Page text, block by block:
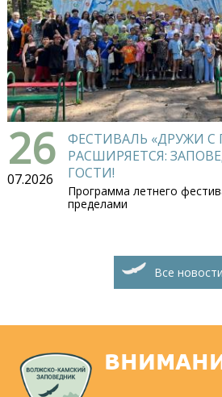
26
07.2026
ФЕСТИВАЛЬ «ДРУЖИ С
РАСШИРЯЕТСЯ:
ГОСТИ!
Программа летнего
пределами
Все новости